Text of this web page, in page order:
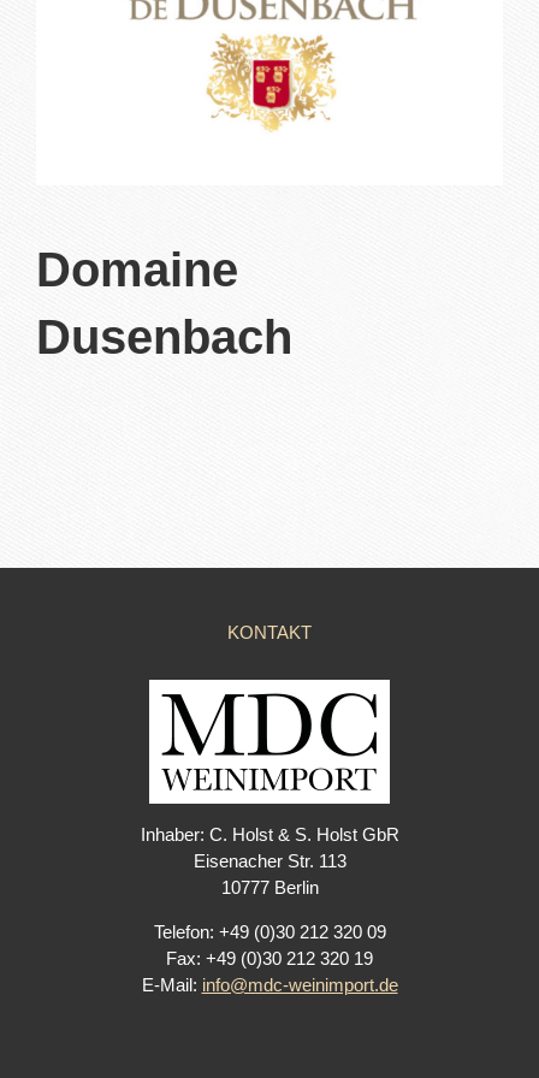
Domaine
Dusenbach
KONTAKT
Inhaber: C. Holst & S. Holst GbR
Eisenacher Str. 113
10777 Berlin
Telefon: +49 (0)30 212 320 09
Fax: +49 (0)30 212 320 19
E-Mail: info@mdc-weinimport.de